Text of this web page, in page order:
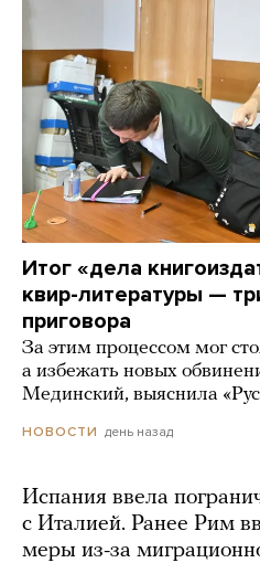
Итог «дела
квир-литературы —
приговора
За этим процессом мог
а избежать новых
Мединский, выяснила
НОВОСТИ день назад
Испания ввела
с Италией. Ранее Рим
меры из-за